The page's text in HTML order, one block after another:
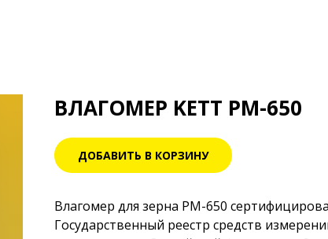
ВЛАГОМЕР KETT PM-650
ДОБАВИТЬ В КОРЗИНУ
Влагомер для зерна PM-650
Государственный реестр средств